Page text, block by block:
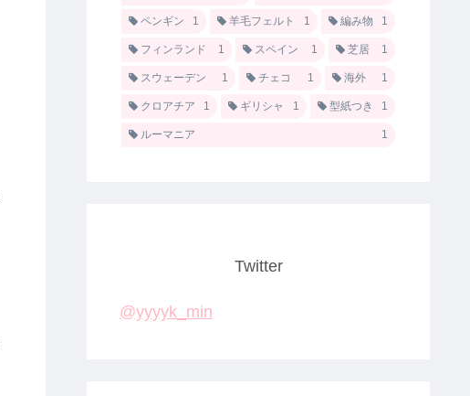
ペンギン 1 羊毛フェルト 1 編み物 1
フィンランド 1 スペイン 1 芝居 1
スウェーデン 1 チェコ 1 海外 1
クロアチア 1 ギリシャ 1 型紙つき 1
ルーマニア 1
Twitter
@yyyyk_min